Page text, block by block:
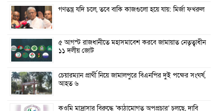
গণতন্ত্র যদি চলে, তবে বাকি কাজগুলো হয়ে যায়: মির্জা ফখরুল
৫ আগস্ট রাজধানীতে মহাসমাবেশ করবে জামায়াত নেতৃত্বাধীন
১১ দলীয় জোট
চেয়ারম্যান প্রার্থী নিয়ে জামালপুরে বিএনপির দুই পক্ষের সংঘর্ষ,
আহত ৬
কওমি মাদ্রাসার বিরুদ্ধে ‘কাঠামোগত অপপ্রচার’ চলছে, দাবি